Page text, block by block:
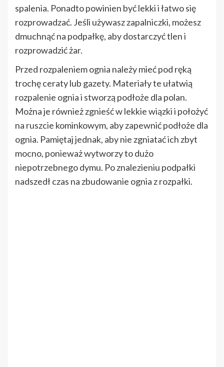
spalenia. Ponadto powinien być lekki i łatwo się
rozprowadzać. Jeśli używasz zapalniczki, możesz
dmuchnąć na podpałkę, aby dostarczyć tlen i
rozprowadzić żar.
Przed rozpaleniem ognia należy mieć pod ręką
trochę ceraty lub gazety. Materiały te ułatwią
rozpalenie ognia i stworzą podłoże dla polan.
Można je również zgnieść w lekkie wiązki i położyć
na ruszcie kominkowym, aby zapewnić podłoże dla
ognia. Pamiętaj jednak, aby nie zgniatać ich zbyt
mocno, ponieważ wytworzy to dużo
niepotrzebnego dymu. Po znalezieniu podpałki
nadszedł czas na zbudowanie ognia z rozpałki.